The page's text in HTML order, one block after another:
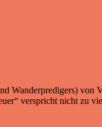
Wanderpredigers) von
verspricht nicht zu